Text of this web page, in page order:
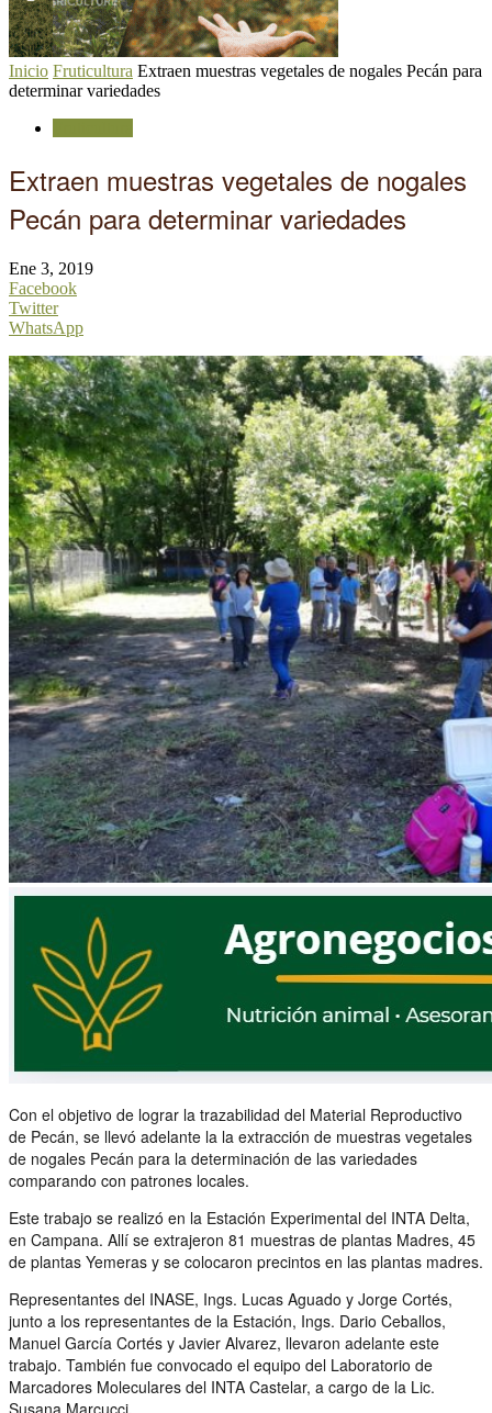
Inicio Fruticultura Extraen muestras vegetales de nogales Pecán para
determinar variedades
Extraen muestras vegetales de nogales
Pecán para determinar variedades
Ene 3, 2019
Facebook
Twitter
WhatsApp
Con el objetivo de lograr la trazabilidad del Material Reproductivo
de Pecán, se llevó adelante la la extracción de muestras vegetales
de nogales Pecán para la determinación de las variedades
comparando con patrones locales.
Este trabajo se realizó en la Estación Experimental del INTA Delta,
en Campana. Allí se extrajeron 81 muestras de plantas Madres, 45
de plantas Yemeras y se colocaron precintos en las plantas madres.
Representantes del INASE, Ings. Lucas Aguado y Jorge Cortés,
junto a los representantes de la Estación, Ings. Dario Ceballos,
Manuel García Cortés y Javier Alvarez, llevaron adelante este
trabajo. También fue convocado el equipo del Laboratorio de
Marcadores Moleculares del INTA Castelar, a cargo de la Lic.
Susana Marcucci.